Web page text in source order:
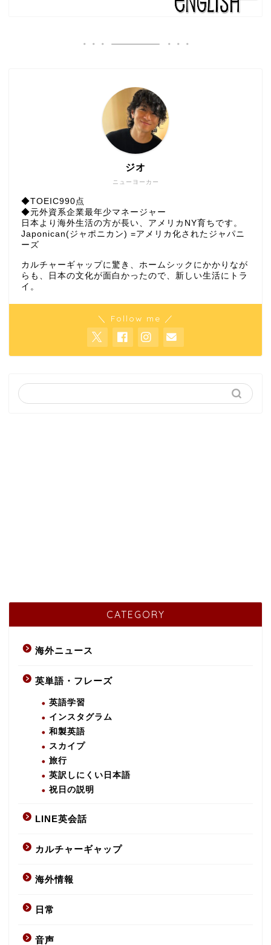
ニューヨーカー
ジオ
◆TOEIC990点
◆元外資系企業最年少マネージャー
日本より海外生活の方が長い、アメリカNY育ちです。
Japonican(ジャポニカン) =アメリカ化されたジャパニ
ーズ
カルチャーギャップに驚き、ホームシックにかかりなが
らも、日本の文化が面白かったので、新しい生活にトラ
イ。
＼ Follow me ／
CATEGORY
海外ニュース
英単語・フレーズ
英語学習
インスタグラム
和製英語
スカイプ
旅行
英訳しにくい日本語
祝日の説明
LINE英会話
カルチャーギャップ
海外情報
日常
音声